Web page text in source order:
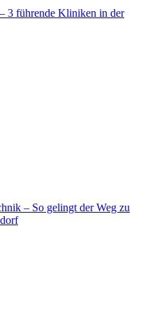
3 führende Kliniken in der
– So gelingt der Weg zu